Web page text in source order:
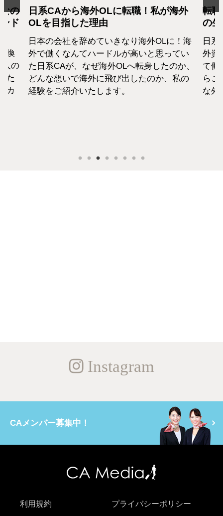
の
ド
換
人の
た
カ
日系CAから海外OLに転職！私が海外
OLを目指した理由
日本の会社を辞めていきなり海外OLに！海
外で働くなんてハードルが高いと思ってい
た日系CAが、なぜ海外OLへ転身したのか、
どんな想いで海外に飛び出したのか、私の
経験をご紹介いたします。
転
の
日
外資
て働
らこ
な外
Instagram
CAメンバー募集中！
利用規約 プライバシーポリシー